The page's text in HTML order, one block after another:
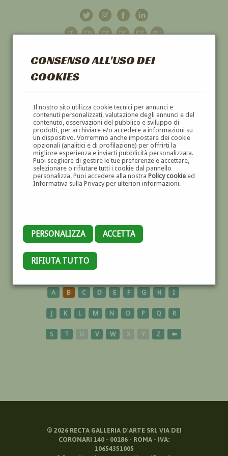
CONSENSO ALL'USO DEI
COOKIES
Il nostro sito utilizza cookie tecnici per annunci e
contenuti personalizzati, valutazione degli annunci e del
contenuto, osservazioni del pubblico e sviluppo di
prodotti, per archiviare e/o accedere a informazioni su
un dispositivo. Vorremmo anche impostare dei cookie
opzionali (analitici e di profilazione) per offrirti la
migliore esperienza e inviarti pubblicità personalizzata.
Puoi scegliere di gestire le tue preferenze e accettare,
selezionare o rifiutare tutti i cookie dal pannello
personalizza. Puoi accedere alla nostra Policy cookieed
Informativa sulla Privacy per ulteriori informazioni.
PERSONALIZZA ACCETTA
RIFIUTA TUTTO
GALLERIAD'ARTE
DIPINTI E SCULTURE '800 E '900
PIETRASANTA
A B C D E F G H I
J K L M N O P Q R
S T U V W X Y Z ⬅
© 2026RECTA GALLERIA D'ARTE SRL VIA DEI
CORONARI 140 - 00186 - ROMA - IVA:
10654351005